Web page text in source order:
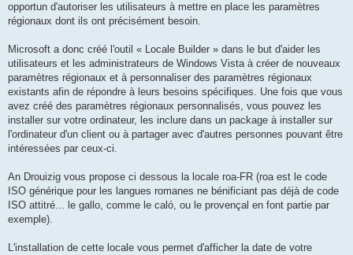
opportun d'autoriser les utilisateurs à mettre en place les paramètres
régionaux dont ils ont précisément besoin.
Microsoft a donc créé l'outil « Locale Builder » dans le but d'aider les
utilisateurs et les administrateurs de Windows Vista à créer de nouveaux
paramètres régionaux et à personnaliser des paramètres régionaux
existants afin de répondre à leurs besoins spécifiques. Une fois que vous
avez créé des paramètres régionaux personnalisés, vous pouvez les
installer sur votre ordinateur, les inclure dans un package à installer sur
l'ordinateur d'un client ou à partager avec d'autres personnes pouvant être
intéressées par ceux-ci.
An Drouizig vous propose ci dessous la locale roa-FR (roa est le code
ISO générique pour les langues romanes ne bénificiant pas déjà de code
ISO attitré... le gallo, comme le caló, ou le provençal en font partie par
exemple).
L'installation de cette locale vous permet d'afficher la date de votre